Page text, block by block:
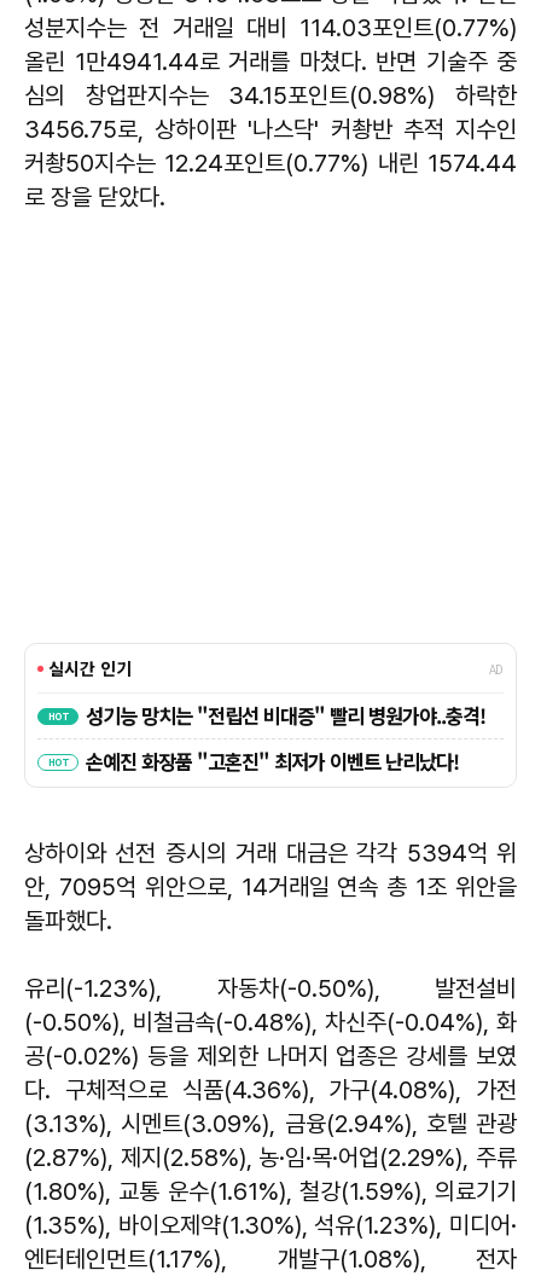
성분지수는 전 거래일 대비 114.03포인트(0.77%)
올린 1만4941.44로 거래를 마쳤다. 반면 기술주 중
심의 창업판지수는 34.15포인트(0.98%) 하락한
3456.75로, 상하이판 '나스닥' 커촹반 추적 지수인
커촹50지수는 12.24포인트(0.77%) 내린 1574.44
로 장을 닫았다.
상하이와 선전 증시의 거래 대금은 각각 5394억 위
안, 7095억 위안으로, 14거래일 연속 총 1조 위안을
돌파했다.
유리(-1.23%), 자동차(-0.50%), 발전설비
(-0.50%), 비철금속(-0.48%), 차신주(-0.04%), 화
공(-0.02%) 등을 제외한 나머지 업종은 강세를 보였
다. 구체적으로 식품(4.36%), 가구(4.08%), 가전
(3.13%), 시멘트(3.09%), 금융(2.94%), 호텔 관광
(2.87%), 제지(2.58%), 농·임­·목·어업(2.29%), 주류
(1.80%), 교통 운수(1.61%), 철강(1.59%), 의료기기
(1.35%), 바이오제약(1.30%), 석유(1.23%), 미디어·
엔터테인먼트(1.17%), 개발구(1.08%), 전자